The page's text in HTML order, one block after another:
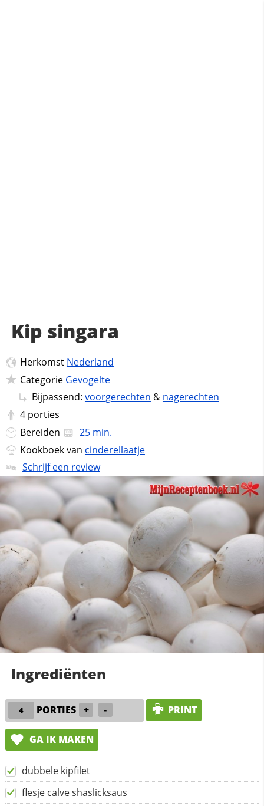
Kip singara
Herkomst Nederland
Categorie Gevogelte
Bijpassend: voorgerechten & nagerechten
4 porties
Bereiden
25 min.
Kookboek van cinderellaatje
Schrijf een review
Ingrediënten
PORTIES + - PRINT
GA IK MAKEN
dubbele kipfilet
flesje calve shaslicksaus